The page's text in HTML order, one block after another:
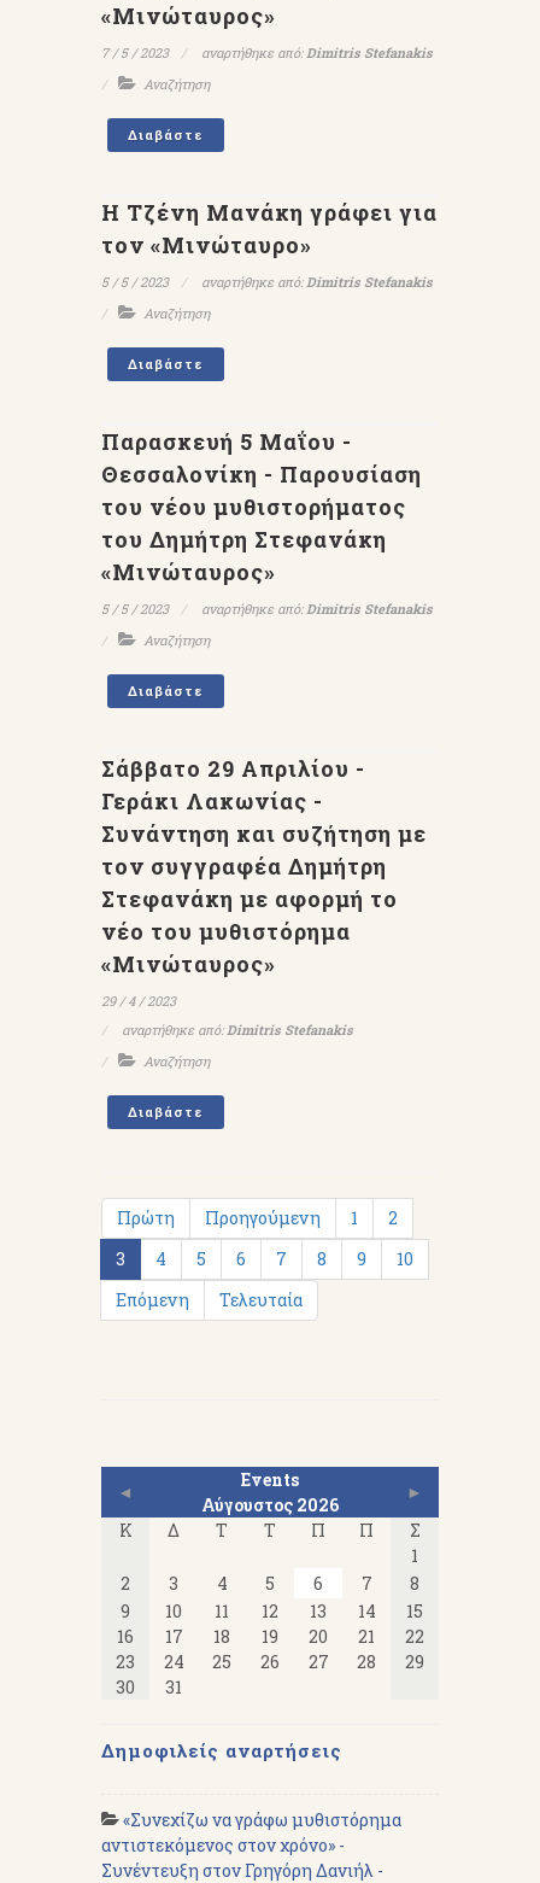
«Μινώταυρος»
7 / 5 / 2023 αναρτήθηκε από:Dimitris Stefanakis
Αναζήτηση
Διαβάστε
Η Τζένη Μανάκη γράφει για
τον «Μινώταυρο»
5 / 5 / 2023 αναρτήθηκε από:Dimitris Stefanakis
Αναζήτηση
Διαβάστε
Παρασκευή 5 Μαΐου -
Θεσσαλονίκη - Παρουσίαση
του νέου μυθιστορήματος
του Δημήτρη Στεφανάκη
«Μινώταυρος»
5 / 5 / 2023 αναρτήθηκε από:Dimitris Stefanakis
Αναζήτηση
Διαβάστε
Σάββατο 29 Απριλίου -
Γεράκι Λακωνίας -
Συνάντηση και συζήτηση με
τον συγγραφέα Δημήτρη
Στεφανάκη με αφορμή το
νέο του μυθιστόρημα
«Μινώταυρος»
29 / 4 / 2023
αναρτήθηκε από:Dimitris Stefanakis
Αναζήτηση
Διαβάστε
Πρώτη Προηγούμενη 1
2
3
4 5 6 7 8 9
10
Επόμενη
Τελευταία
◄
Events
Αύγουστος 2026
►
Κ
Δ Τ Τ Π Π
Σ
1
2
3 4 5 6 7
8
9
10 11 12 13 14
15
16
17 18 19 20 21
22
23
24 25 26 27 28
29
30
31
Δημοφιλείς αναρτήσεις
«Συνεχίζω να γράφω μυθιστόρημα
αντιστεκόμενος στον χρόνο» -
Συνέντευξη στον Γρηγόρη Δανιήλ -